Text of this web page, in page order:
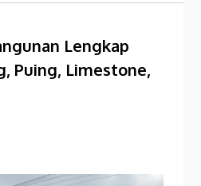
Lengkap
Puing, Limestone,